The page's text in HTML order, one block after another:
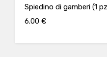
Spiedino di gamberi (1
6.00 €